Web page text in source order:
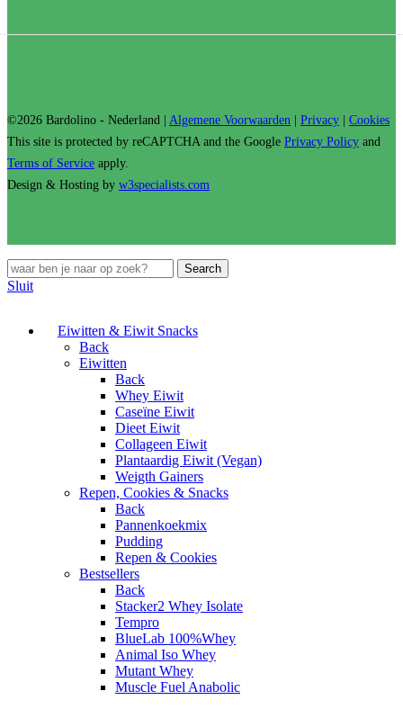
©2026 Bardolino - Nederland | Algemene Voorwaarden Privacy
Cookies
This site is protected by reCAPTCHA and the Google Privacy Policy and
Terms of Service apply.
Design & Hosting by w3specialists.com
Search
Sluit
Eiwitten & Eiwit Snacks
Back
Eiwitten
Back
Whey Eiwit
Caseïne Eiwit
Dieet Eiwit
Collageen Eiwit
Plantaardig Eiwit (Vegan)
Weigth Gainers
Repen, Cookies & Snacks
Back
Pannenkoekmix
Pudding
Repen & Cookies
Bestsellers
Back
Stacker2 Whey Isolate
Tempro
BlueLab 100%Whey
Animal Iso Whey
Mutant Whey
Muscle Fuel Anabolic